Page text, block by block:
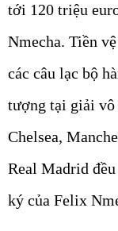
tới 120 triệu
Nmecha. Tiền
các câu lạc bộ
tượng tại giải
Chelsea,
Real Madrid
ký của Felix